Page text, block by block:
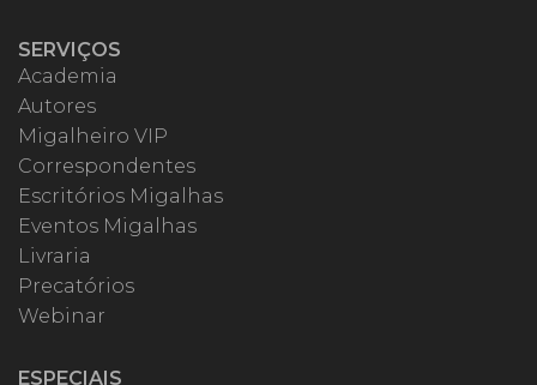
SERVIÇOS
Academia
Autores
Migalheiro VIP
Correspondentes
Escritórios Migalhas
Eventos Migalhas
Livraria
Precatórios
Webinar
ESPECIAIS